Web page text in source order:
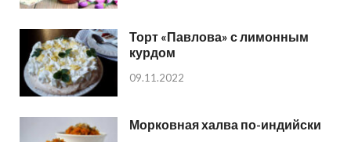
Торт «Павлова» с лимонным
курдом
09.11.2022
Морковная халва по-индийски